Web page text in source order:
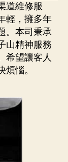
道維修服
輕，擁多年
。本司秉承
山精神服務
希望讓客人
惱。